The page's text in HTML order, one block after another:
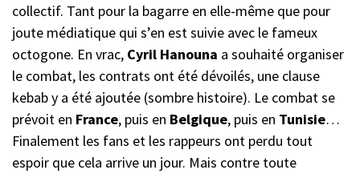
collectif. Tant pour la bagarre en elle-même que pour
joute médiatique qui s’en est suivie avec le fameux
octogone. En vrac, Cyril Hanouna a souhaité organiser
le combat, les contrats ont été dévoilés, une clause
kebab y a été ajoutée (sombre histoire). Le combat se
prévoit en France, puis en Belgique, puis en Tunisie…
Finalement les fans et les rappeurs ont perdu tout
espoir que cela arrive un jour. Mais contre toute